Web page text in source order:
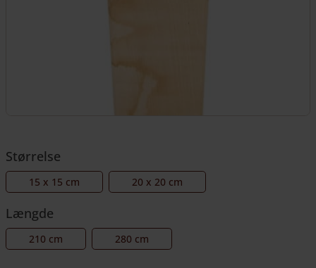
Størrelse
15 x 15 cm 20 x 20 cm
Længde
210 cm 280 cm